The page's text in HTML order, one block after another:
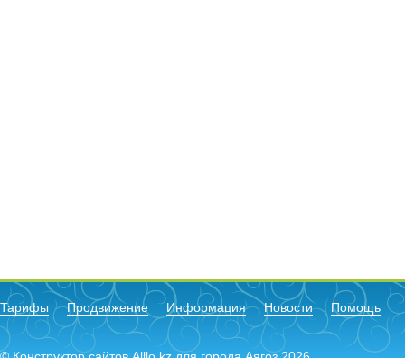
Тарифы Продвижение Информация Новости Помощь